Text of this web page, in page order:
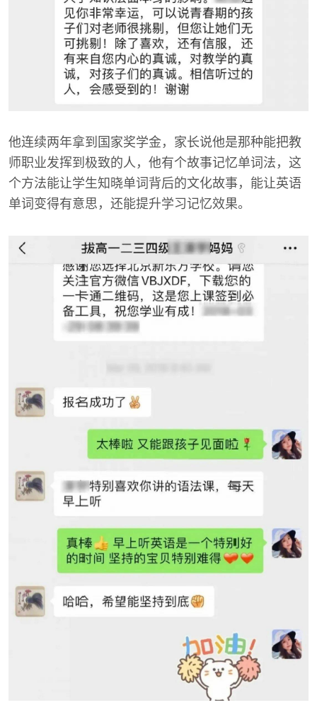
他连续两年拿到国家奖学金，家长说他是那种能把教
师职业发挥到极致的人，他有个故事记忆单词法，这
个方法能让学生知晓单词背后的文化故事，能让英语
单词变得有意思，还能提升学习记忆效果。